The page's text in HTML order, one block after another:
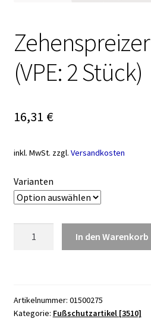
(VPE: 2 Stück)
16,31 €
inkl. MwSt. zzgl. Versandkosten
Varianten
Menge
In den Warenkorb
Artikelnummer: 01500275
Kategorie: Fußschutzartikel [3510]